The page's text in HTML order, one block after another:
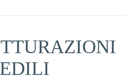
EDILI